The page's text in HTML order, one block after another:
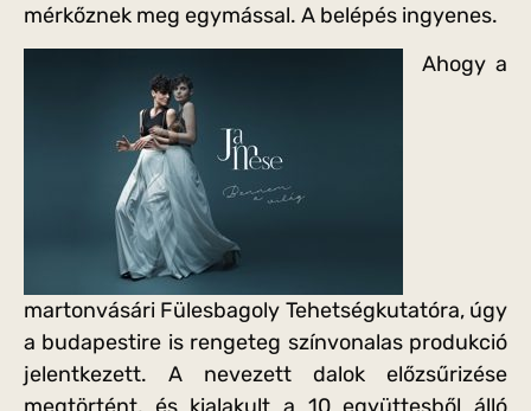
mérkőznek meg egymással. A belépés ingyenes.
Ahogy a
martonvásári Fülesbagoly Tehetségkutatóra, úgy
a budapestire is rengeteg színvonalas produkció
jelentkezett. A nevezett dalok előzsűrizése